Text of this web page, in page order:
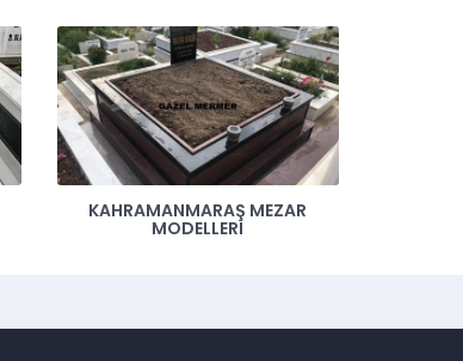
KAHRAMANMARAŞ MEZAR
MODELLERI